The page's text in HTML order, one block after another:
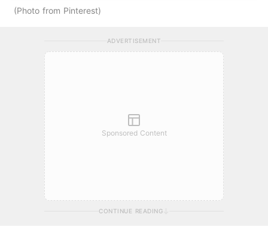
Photo from Pinterest
ADVERTISEMENT
Sponsored Content
CONTINUE READING